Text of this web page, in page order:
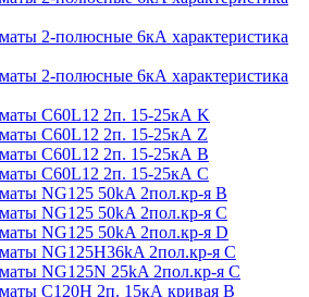
2-полюсные 6кА характеристика
2-полюсные 6кА характеристика
C60L12 2п. 15-25кА K
C60L12 2п. 15-25кА Z
C60L12 2п. 15-25кА B
C60L12 2п. 15-25кА C
NG125 50kA 2пол.кр-я B
NG125 50kA 2пол.кр-я C
NG125 50kA 2пол.кр-я D
NG125H36kA 2пол.кр-я C
NG125N 25kA 2пол.кр-я C
С120H 2п. 15кА кривая B